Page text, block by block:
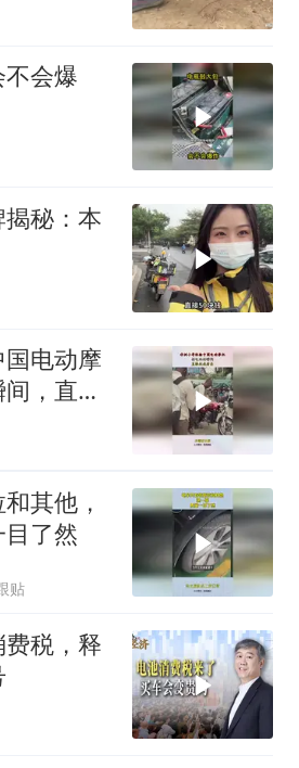
会爆
秘：本
电动摩
，直接
其他，
了然
贴
税，释